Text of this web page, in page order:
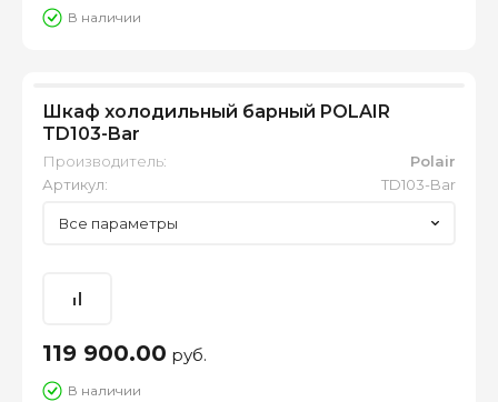
В наличии
Шкаф холодильный барный POLAIR
TD103-Bar
Производитель:
Polair
Артикул:
TD103-Bar
Все параметры
119 900.00 руб.
В наличии